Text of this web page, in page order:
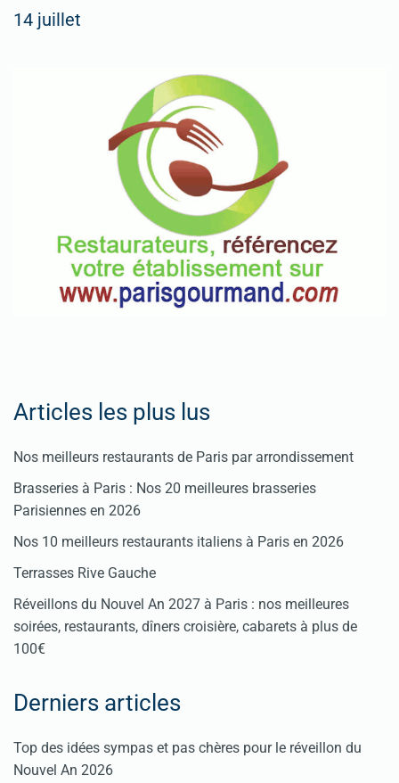
14 juillet
Articles les plus lus
Nos meilleurs restaurants de Paris par arrondissement
Brasseries à Paris : Nos 20 meilleures brasseries
Parisiennes en 2026
Nos 10 meilleurs restaurants italiens à Paris en 2026
Terrasses Rive Gauche
Réveillons du Nouvel An 2027 à Paris : nos meilleures
soirées, restaurants, dîners croisière, cabarets à plus de
100€
Derniers articles
Top des idées sympas et pas chères pour le réveillon du
Nouvel An 2026